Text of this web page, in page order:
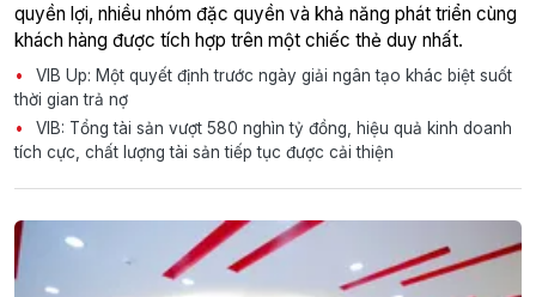
quyền lợi, nhiều nhóm đặc quyền và khả năng phát triển cùng
khách hàng được tích hợp trên một chiếc thẻ duy nhất.
VIB Up: Một quyết định trước ngày giải ngân tạo khác biệt suốt
thời gian trả nợ
VIB: Tổng tài sản vượt 580 nghìn tỷ đồng, hiệu quả kinh doanh
tích cực, chất lượng tài sản tiếp tục được cải thiện